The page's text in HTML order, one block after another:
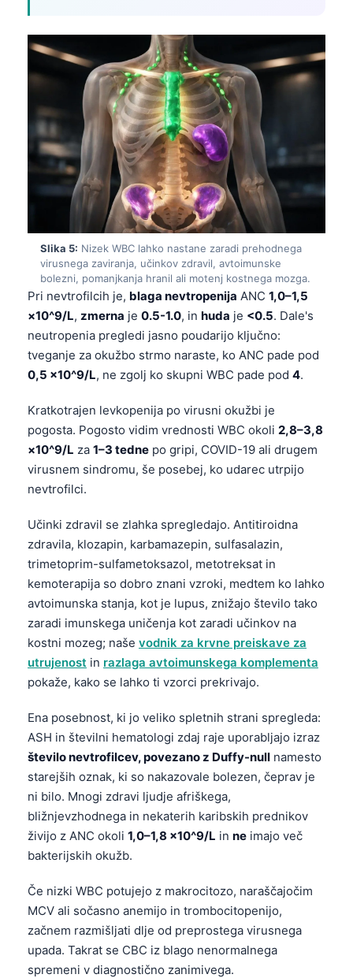
Slika 5: Nizek WBC lahko nastane zaradi prehodnega
virusnega zaviranja, učinkov zdravil, avtoimunske
bolezni, pomanjkanja hranil ali motenj kostnega mozga.
Pri nevtrofilcih je, blaga nevtropenija ANC 1,0–1,5
×10^9/L, zmerna je 0.5-1.0, in huda je <0.5. Dale's
neutropenia pregledi jasno poudarijo ključno:
tveganje za okužbo strmo naraste, ko ANC pade pod
0,5 ×10^9/L, ne zgolj ko skupni WBC pade pod 4.
Kratkotrajen levkopenija po virusni okužbi je
pogosta. Pogosto vidim vrednosti WBC okoli 2,8–3,8
×10^9/L za 1–3 tedne po gripi, COVID-19 ali drugem
virusnem sindromu, še posebej, ko udarec utrpijo
nevtrofilci.
Učinki zdravil se zlahka spregledajo. Antitiroidna
zdravila, klozapin, karbamazepin, sulfasalazin,
trimetoprim-sulfametoksazol, metotreksat in
kemoterapija so dobro znani vzroki, medtem ko lahko
avtoimunska stanja, kot je lupus, znižajo število tako
zaradi imunskega uničenja kot zaradi učinkov na
kostni mozeg; naše vodnik za krvne preiskave za
utrujenost in razlaga avtoimunskega komplementa
pokaže, kako se lahko ti vzorci prekrivajo.
Ena posebnost, ki jo veliko spletnih strani spregleda:
ASH in številni hematologi zdaj raje uporabljajo izraz
število nevtrofilcev, povezano z Duffy-null namesto
starejših oznak, ki so nakazovale bolezen, čeprav je
ni bilo. Mnogi zdravi ljudje afriškega,
bližnjevzhodnega in nekaterih karibskih prednikov
živijo z ANC okoli 1,0–1,8 ×10^9/L in ne imajo več
bakterijskih okužb.
Če nizki WBC potujejo z makrocitozo, naraščajočim
MCV ali sočasno anemijo in trombocitopenijo,
začnem razmišljati dlje od preprostega virusnega
upada. Takrat se CBC iz blago nenormalnega
spremeni v diagnostično zanimivega.
Монгол
ພາສາລາວ
Basa Jawa
ئۇيغۇرچە
Кыргызча
Татар теле
Беларуская мова
Frysk
Norsk bokmål